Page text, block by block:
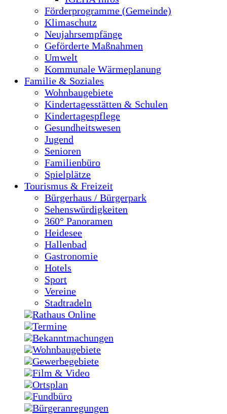
Förderprogramme (Gemeinde)
Klimaschutz
Neujahrsempfänge
Geförderte Maßnahmen
Umwelt
Kommunale Wärmeplanung
Familie & Soziales
Wohnbaugebiete
Kindertagesstätten & Schulen
Kindertagespflege
Gesundheitswesen
Jugend
Senioren
Familienbüro
Spielplätze
Tourismus & Freizeit
Bürgerhaus / Bürgerpark
Sehenswürdigkeiten
360° Panoramen
Heidesee
Hallenbad
Gastronomie
Hotels
Sport
Vereine
Stadtradeln
Rathaus Online
Termine
Bekanntmachungen
Wohnbaugebiete
Gewerbegebiete
Film & Video
Ortsplan
Fundbüro
Bürgeranregungen